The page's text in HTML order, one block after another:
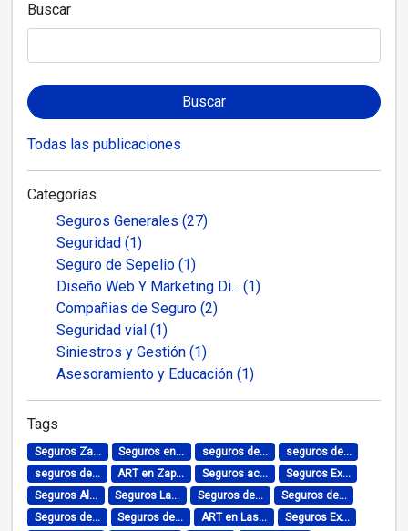
Buscar
Buscar
Todas las publicaciones
Categorías
Seguros Generales (27)
Seguridad (1)
Seguro de Sepelio (1)
Diseño Web Y Marketing Di... (1)
Compañias de Seguro (2)
Seguridad vial (1)
Siniestros y Gestión (1)
Asesoramiento y Educación (1)
Tags
Seguros Za... Seguros en... seguros de...
seguros de...
seguros de...
ART en Zap... Seguros ac...
Seguros Ex...
Seguros Al...
Seguros La... Seguros de...
Seguros de...
Seguros de...
Seguros de... ART en Las...
Seguros Ex...